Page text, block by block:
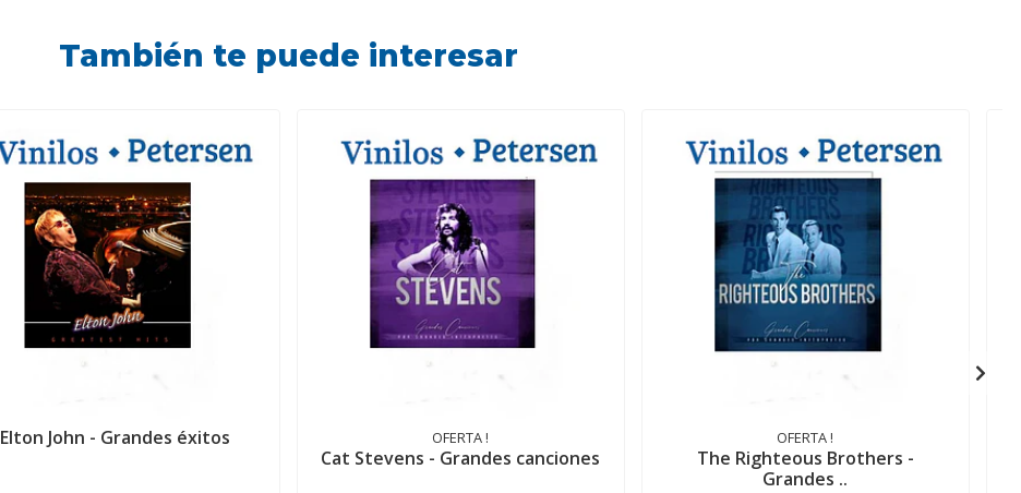
También te puede interesar
Elton John - Grandes éxitos OFERTA !
Cat Stevens - Grandes canciones
OFERTA !
The Righteous Brothers -
Grandes ..